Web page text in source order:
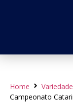
Home
Campeonato